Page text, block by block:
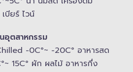
บียร์ ไวน์
อุตสาหกรรม
-​0C°~ -​20C° อาหารสด
15C° ผัก ผลไม้ อาหารกึ่ง